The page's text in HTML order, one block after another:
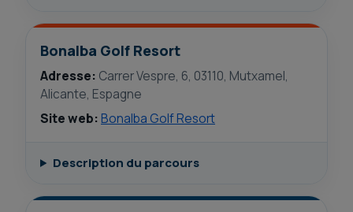
Bonalba Golf Resort
Adresse: Carrer Vespre, 6, 03110, Mutxamel,
Alicante, Espagne
Site web:Bonalba Golf Resort
Description du parcours